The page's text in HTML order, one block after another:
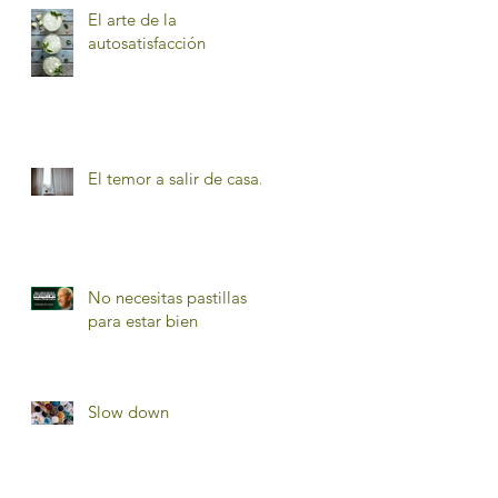
El arte de la
autosatisfacción
El temor a salir de casa.
No necesitas pastillas
para estar bien
Slow down